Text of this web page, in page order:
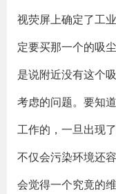
视荧屏上确定了工
定要买那一个的吸
是说附近没有这个
考虑的问题。要知
工作的，一旦出现
不仅会污染环境还
会觉得一个究竟的